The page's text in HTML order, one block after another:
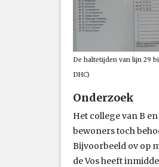
De haltetijden van lijn 29
DHC)
Onderzoek
Het college van B
bewoners toch
Bijvoorbeeld ov op
de Vos heeft